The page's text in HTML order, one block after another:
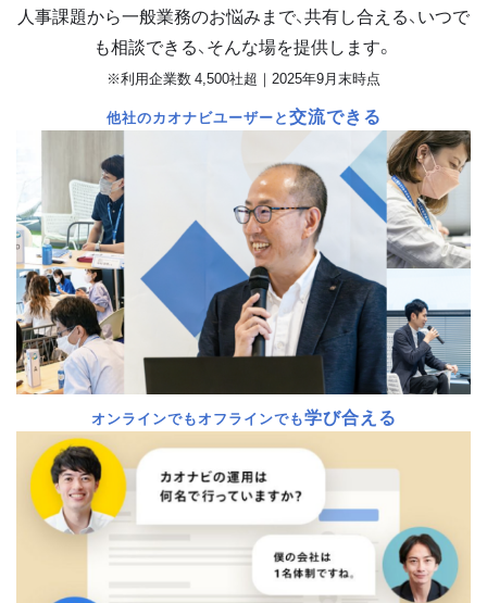
人事課題から一般業務のお悩みまで、共有し合える、いつで
も相談できる、そんな場を提供します。
※利用企業数 4,500社超｜2025年9月末時点
他社のカオナビユーザーと交流できる
オンラインでもオフラインでも学び合える